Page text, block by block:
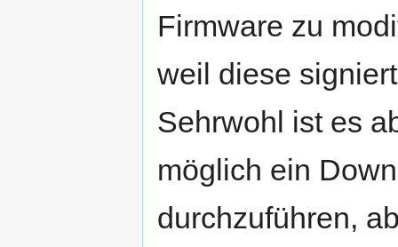
Firmware zu
weil diese
Sehrwohl ist es
möglich ein
durchzuführen,